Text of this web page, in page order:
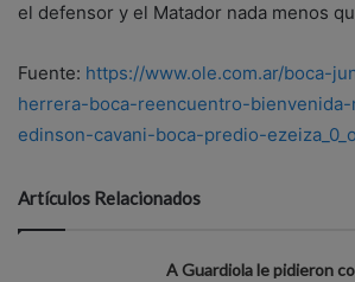
el defensor y el Matador nada menos
Fuente: https://www.ole.com.ar/boca-
herrera-boca-reencuentro-
edinson-cavani-boca-predio-
Artículos Relacionados
A Guardiola le pidieron